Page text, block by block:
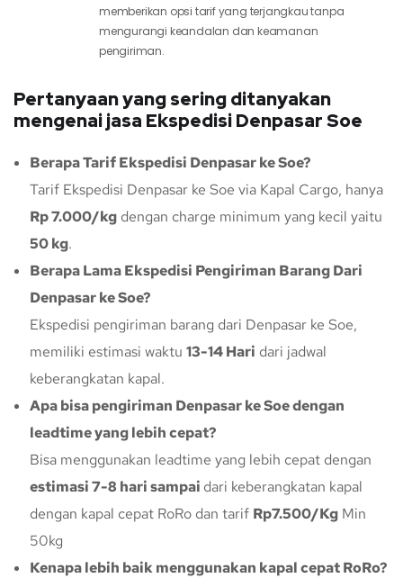
memberikan opsi tarif yang terjangkau tanpa
mengurangi keandalan dan keamanan
pengiriman.
Pertanyaan yang sering ditanyakan
mengenai jasa Ekspedisi Denpasar Soe
Berapa Tarif Ekspedisi Denpasar ke Soe?
Tarif Ekspedisi Denpasar ke Soe via Kapal Cargo, hanya
Rp 7.000/kg dengan charge minimum yang kecil yaitu
50 kg.
Berapa Lama Ekspedisi Pengiriman Barang Dari
Denpasar ke Soe?
Ekspedisi pengiriman barang dari Denpasar ke Soe,
memiliki estimasi waktu 13-14 Hari dari jadwal
keberangkatan kapal.
Apa bisa pengiriman Denpasar ke Soe dengan
leadtime yang lebih cepat?
Bisa menggunakan leadtime yang lebih cepat dengan
estimasi 7-8 hari sampai dari keberangkatan kapal
dengan kapal cepat RoRo dan tarif Rp7.500/Kg Min
50kg
Kenapa lebih baik menggunakan kapal cepat RoRo?